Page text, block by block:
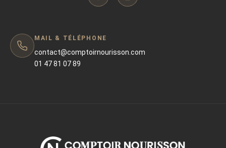
MAIL & TÉLÉPHONE
contact@comptoirnourisson.com
01 47 81 07 89